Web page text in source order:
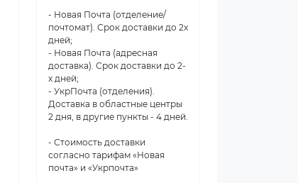
- Новая Почта (отделение/
почтомат). Срок доставки до 2х
дней;
- Новая Почта (адресная
доставка). Срок доставки до 2-
х дней;
- УкрПочта (отделения).
Доставка в областные центры
2 дня, в другие пункты - 4 дней.
- Стоимость доставки
согласно тарифам «Новая
почта» и «Укрпочта»